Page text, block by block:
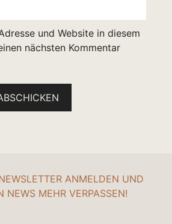
und Website in diesem
nächsten Kommentar
ANMELDEN UND
NEWS MEHR VERPASSEN!